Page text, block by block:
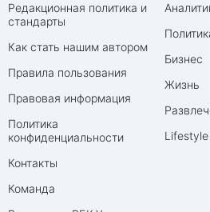
Редакционная политика и
стандарты
Как стать нашим автором
Правила пользования
Правовая информация
Политика
конфиденциальности
Контакты
Команда
Бизнес
Жизнь
Lifestyle